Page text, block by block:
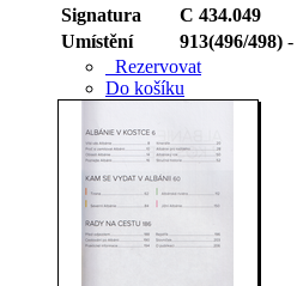
Signatura
C 434.049
Umístění
913(496/498) -
Rezervovat
Do košíku